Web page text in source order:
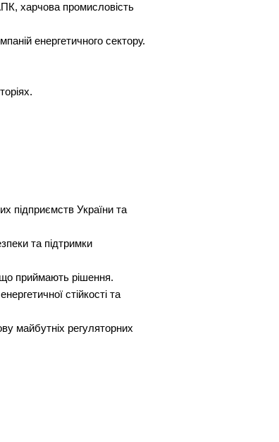
харчова промисловість
енергетичного сектору.
підприємств України та
та підтримки
що приймають рішення.
стійкості та
майбутніх регуляторних